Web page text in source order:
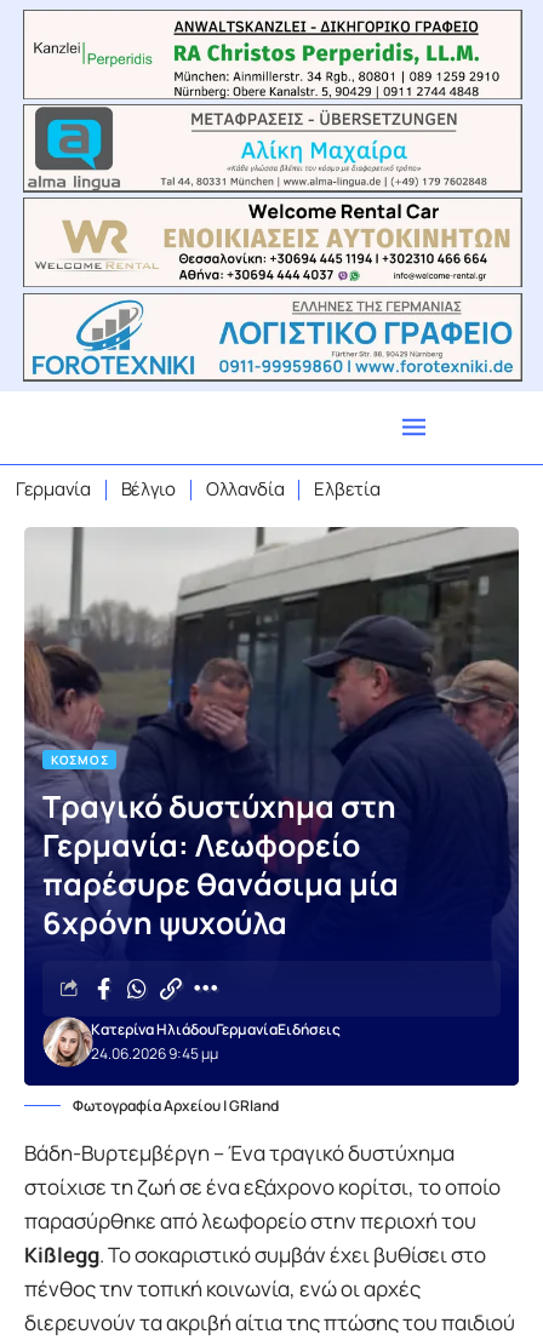
Γερμανία Βέλγιο Ολλανδία Ελβετία
ΚΌΣΜΟΣ
Τραγικό δυστύχημα στη
Γερμανία: Λεωφορείο
παρέσυρε θανάσιμα μία
6χρόνη ψυχούλα
24.06.2026 9:45 μμ
Κατερίνα ΗλιάδουΓερμανίαΕιδήσεις
Φωτογραφία Αρχείου | GRland
Βάδη-Βυρτεμβέργη – Ένα τραγικό δυστύχημα
στοίχισε τη ζωή σε ένα εξάχρονο κορίτσι, το οποίο
παρασύρθηκε από λεωφορείο στην περιοχή του
Kißlegg. Το σοκαριστικό συμβάν έχει βυθίσει στο
πένθος την τοπική κοινωνία, ενώ οι αρχές
διερευνούν τα ακριβή αίτια της πτώσης του παιδιού